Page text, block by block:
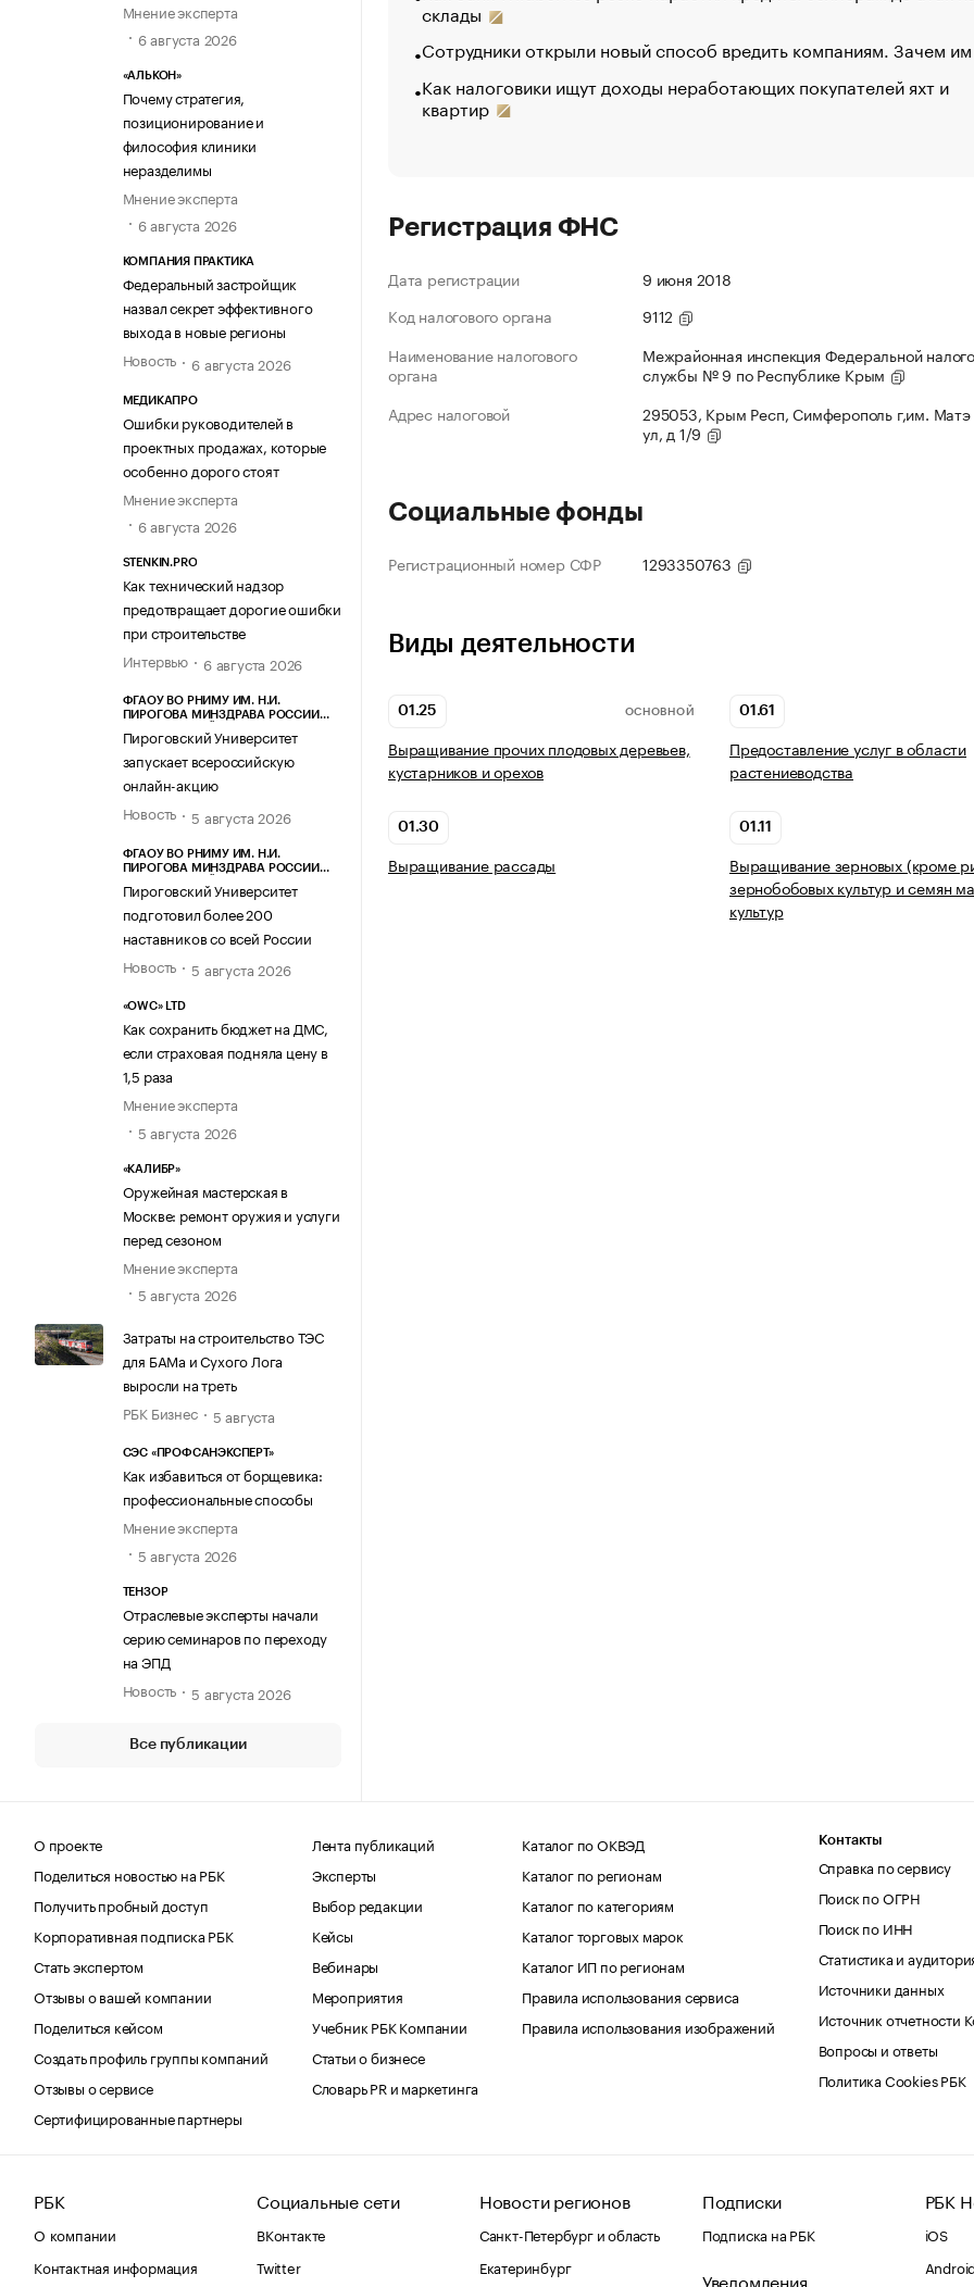
Мнение эксперта
6 августа 2026
«АЛЬКОН»
Почему стратегия,
позиционирование и
философия клиники
неразделимы
Мнение эксперта
6 августа 2026
КОМПАНИЯ ПРАКТИКА
Федеральный застройщик
назвал секрет эффективного
выхода в новые регионы
Новость
6 августа 2026
МЕДИКАПРО
Ошибки руководителей в
проектных продажах, которые
особенно дорого стоят
Мнение эксперта
6 августа 2026
STENKIN.PRO
Как технический надзор
предотвращает дорогие ошибки
при строительстве
Интервью
6 августа 2026
ФГАОУ ВО РНИМУ ИМ. Н.И.
ПИРОГОВА МИНЗДРАВА РОССИИ
Пироговский Университет
запускает всероссийскую
онлайн-акцию
Новость
5 августа 2026
ФГАОУ ВО РНИМУ ИМ. Н.И.
ПИРОГОВА МИНЗДРАВА РОССИИ
Пироговский Университет
подготовил более 200
наставников со всей России
Новость
5 августа 2026
«OWC» LTD
Как сохранить бюджет на ДМС,
если страховая подняла цену в
1,5 раза
Мнение эксперта
5 августа 2026
«КАЛИБР»
Оружейная мастерская в
Москве: ремонт оружия и услуги
перед сезоном
Мнение эксперта
5 августа 2026
Затраты на строительство ТЭС
для БАМа и Сухого Лога
выросли на треть
РБК Бизнес
5 августа
СЭС «ПРОФСАНЭКСПЕРТ»
Как избавиться от борщевика:
профессиональные способы
Мнение эксперта
5 августа 2026
ТЕНЗОР
Отраслевые эксперты начали
серию семинаров по переходу
на ЭПД
Новость
5 августа 2026
Все публикации
склады
Сотрудники открыли новый способ вредить компаниям. Зачем
Как налоговики ищут доходы неработающих покупателей яхт и
квартир
Регистрация ФНС
Дата регистрации
9 июня 2018
Код налогового органа
9112
Наименование налогового
органа
Межрайонная инспекция Федеральной
службы № 9 по Республике Крым
Адрес налоговой
295053, Крым Респ, Симферополь г,им. Матэ
ул, д 1/9
Социальные фонды
Регистрационный номер СФР 1293350763
Виды деятельности
01.25 ОСНОВНОЙ
Выращивание прочих плодовых деревьев,
кустарников и орехов
01.61
Предоставление услуг в области
растениеводства
01.30
Выращивание рассады
01.11
Выращивание зерновых (кроме
зернобобовых культур и семян
культур
О проекте
Поделиться новостью на РБК
Получить пробный доступ
Корпоративная подписка РБК
Стать экспертом
Отзывы о вашей компании
Поделиться кейсом
Создать профиль группы компаний
Отзывы о сервисе
Сертифицированные партнеры
Лента публикаций
Эксперты
Выбор редакции
Кейсы
Вебинары
Мероприятия
Учебник РБК Компании
Статьи о бизнесе
Словарь PR и маркетинга
Каталог по ОКВЭД
Каталог по регионам
Каталог по категориям
Каталог торговых марок
Каталог ИП по регионам
Правила использования сервиса
Правила использования изображений
Контакты
Справка по сервису
Поиск по ОГРН
Поиск по ИНН
Статистика и
Источники данных
Источник отчетности
Вопросы и ответы
Политика Cookies РБК
РБК
О компании
Контактная информация
Социальные сети
ВКонтакте
Twitter
Новости регионов
Санкт-Петербург и область
Екатеринбург
Подписки
Подписка на РБК
Уведомления
РБК
iOS